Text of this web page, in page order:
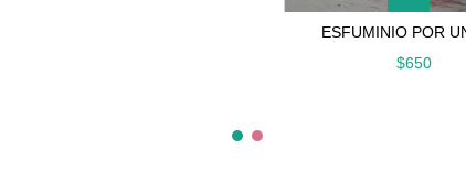
ESFUMINIO POR
$650